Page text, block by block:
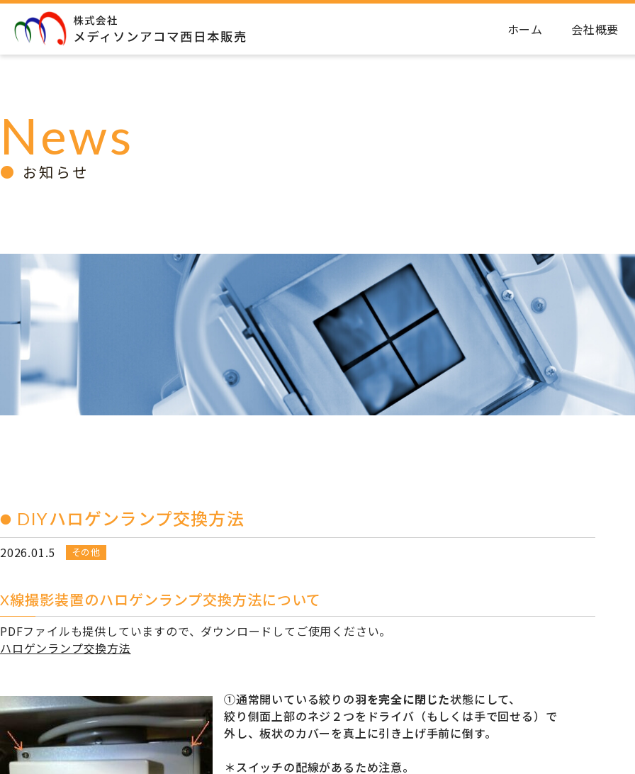
ホーム 会社概要
News
お知らせ
DIYハロゲンランプ交換方法
2026.01.5 その他
X線撮影装置のハロゲンランプ交換方法について
PDFファイルも提供していますので、ダウンロードしてご使用ください。
ハロゲンランプ交換方法
①通常開いている絞りの羽を完全に閉じた状態にして、
絞り側面上部のネジ２つをドライバ（もしくは手で回せる）で
外し、板状のカバーを真上に引き上げ手前に倒す。
＊スイッチの配線があるため注意。